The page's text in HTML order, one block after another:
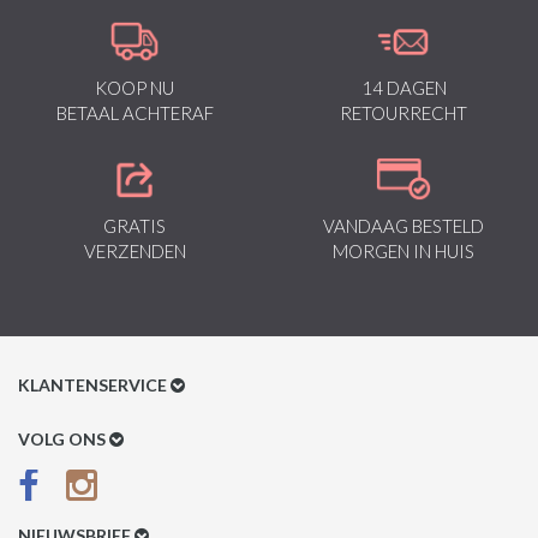
KOOP NU
BETAAL ACHTERAF
14 DAGEN
RETOURRECHT
GRATIS
VERZENDEN
VANDAAG BESTELD
MORGEN IN HUIS
KLANTENSERVICE
Klantenservice
Betaalmethoden
VOLG ONS